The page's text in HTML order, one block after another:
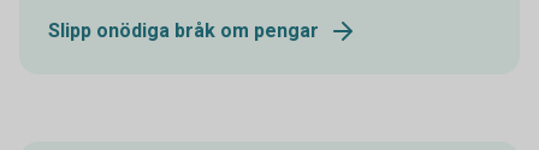
Slipp onödiga bråk om pengar